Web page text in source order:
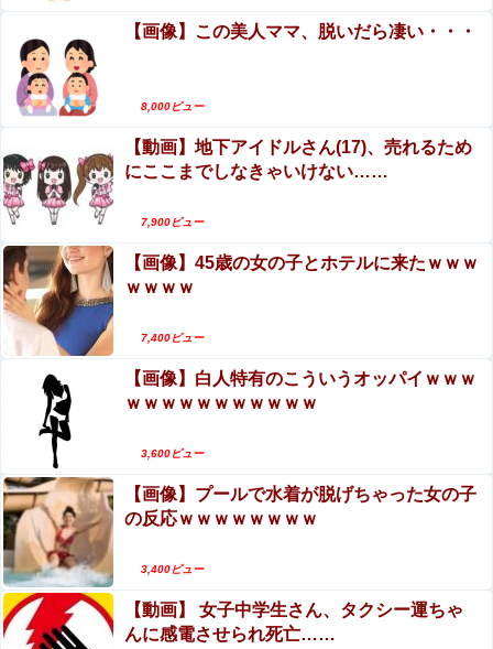
「生まれてない子は覚えてないw」妻に堕胎させたことを
忘れ開き直るクソ叔父→その場にいた流産直後の嫁や子供
など『10人』が泣き叫ぶ地獄絵図へ
英国人「安心感が違う」冨安健洋、パレス移籍当日にデビ
【速報】ワイ（25）、営業から工場のラインへ異動し
た結果・・・・・・
【朗報】ファイターズ、今季SB戦後の試合で6勝無敗他
Powered by livedoor 相互RSS
エロ漫画『乳首集中痴○』をrawやhitomiを使わず
に無料で読む方法│おすしOG
手マン嫌がる彼氏持ちギャル「ねぇもうやめ
【画像】この美人ママ、脱いだら凄い・・・
8,000ビュー
【動画】地下アイドルさん(17)、売れるため
にここまでしなきゃいけない……
7,900ビュー
【画像】45歳の女の子とホテルに来たｗｗｗ
ｗｗｗｗ
7,400ビュー
【画像】白人特有のこういうオッパイｗｗｗ
ｗｗｗｗｗｗｗｗｗｗｗ
3,600ビュー
【画像】プールで水着が脱げちゃった女の子
の反応ｗｗｗｗｗｗｗｗ
3,400ビュー
【動画】 女子中学生さん、タクシー運ちゃ
んに感電させられ死亡……